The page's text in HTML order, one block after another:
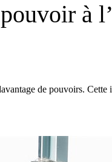
à
de pouvoirs.